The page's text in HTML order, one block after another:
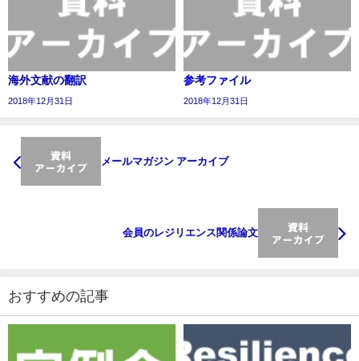
海外文献の翻訳
2018年12月31日
参考ファイル
2018年12月31日
メールマガジン アーカイブ
会員のレジリエンス関係論文
おすすめの記事